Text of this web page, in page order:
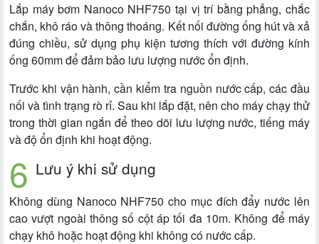
Lắp máy bơm Nanoco NHF750 tại vị trí bằng phẳng, chắc
chắn, khô ráo và thông thoáng. Kết nối đường ống hút và xả
đúng chiều, sử dụng phụ kiện tương thích với đường kính
ống 60mm để đảm bảo lưu lượng nước ổn định.
Trước khi vận hành, cần kiểm tra nguồn nước cấp, các đầu
nối và tình trạng rò rỉ. Sau khi lắp đặt, nên cho máy chạy thử
trong thời gian ngắn để theo dõi lưu lượng nước, tiếng máy
và độ ổn định khi hoạt động.
Lưu ý khi sử dụng
Không dùng Nanoco NHF750 cho mục đích đẩy nước lên
cao vượt ngoài thông số cột áp tối đa 10m. Không để máy
chạy khô hoặc hoạt động khi không có nước cấp.